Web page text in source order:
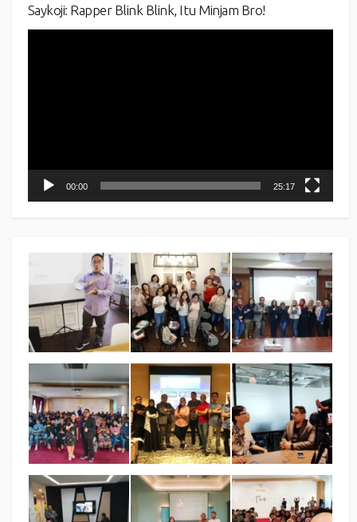
Saykoji: Rapper Blink Blink, Itu Minjam Bro!
00:00 25:17